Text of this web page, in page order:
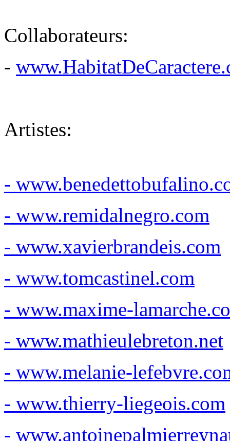
Collaborateurs:
-
Artistes:
-
- www.remidalnegro.com
- www.xavierbrandeis.com
- www.tomcastinel.com
- www.maxime-
- www.mathieulebreton.net
- www.melanie-
- www.thierry-liegeois.com
-